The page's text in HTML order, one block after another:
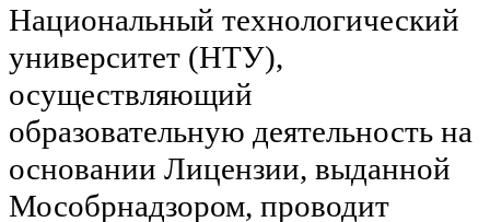
Национальный технологический
университет (НТУ),
осуществляющий
образовательную деятельность на
основании Лицензии, выданной
Мособрнадзором, проводит